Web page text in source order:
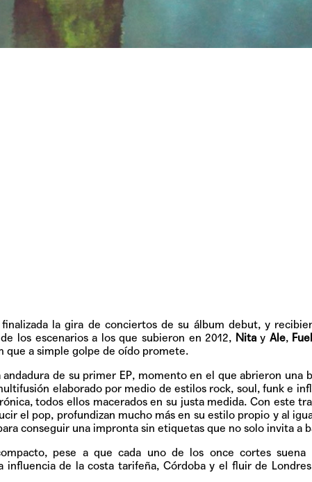
la gira de conciertos de su álbum debut, y
los escenarios a los que subieron en 2012, Nitay Ale,
que a simple golpe de oído promete.
de su primer EP, momento en el que abrieron una
elaborado por medio de estilos rock, soul, funk e
todos ellos macerados en su justa medida. Con este
el pop, profundizan mucho más en su estilo propio y al
conseguir una impronta sin etiquetas que no solo invita a
pese a que cada uno de los once cortes suena
de la costa tarifeña, Córdoba y el fluir de
GRIFF,
Pop
sobre